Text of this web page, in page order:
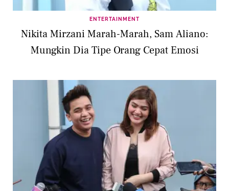
ENTERTAINMENT
Nikita Mirzani Marah-Marah, Sam Aliano:
Mungkin Dia Tipe Orang Cepat Emosi